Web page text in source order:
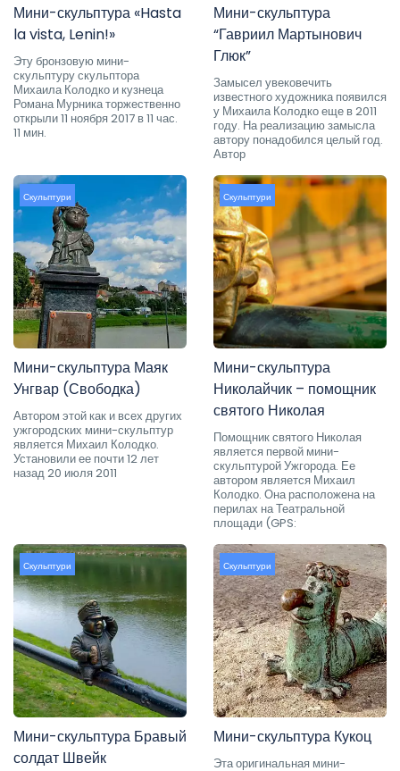
Мини-скульптура «Hasta
la vista, Lenin!»
Эту бронзовую мини-
скульптуру скульптора
Михаила Колодко и кузнеца
Романа Мурника торжественно
открыли 11 ноября 2017 в 11 час.
11 мин.
Мини-скульптура
“Гавриил Мартынович
Глюк”
Замысел увековечить
известного художника появился
у Михаила Колодко еще в 2011
году. На реализацию замысла
автору понадобился целый год.
Автор
Скульптури
Мини-скульптура Маяк
Унгвар (Свободка)
Автором этой как и всех других
ужгородских мини-скульптур
является Михаил Колодко.
Установили ее почти 12 лет
назад 20 июля 2011
Скульптури
Мини-скульптура
Николайчик – помощник
святого Николая
Помощник святого Николая
является первой мини-
скульптурой Ужгорода. Ее
автором является Михаил
Колодко. Она расположена на
перилах на Театральной
площади (GPS:
Скульптури
Мини-скульптура Бравый
солдат Швейк
Скульптури
Мини-скульптура Кукоц
Эта оригинальная мини-